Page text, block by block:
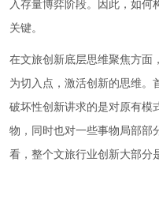
入存量博弈阶段。因此，如何
关键。
在文旅创新底层思维聚焦方面
为切入点，激活创新的思维。
破坏性创新讲求的是对原有模
物，同时也对一些事物局部部
看，整个文旅行业创新大部分